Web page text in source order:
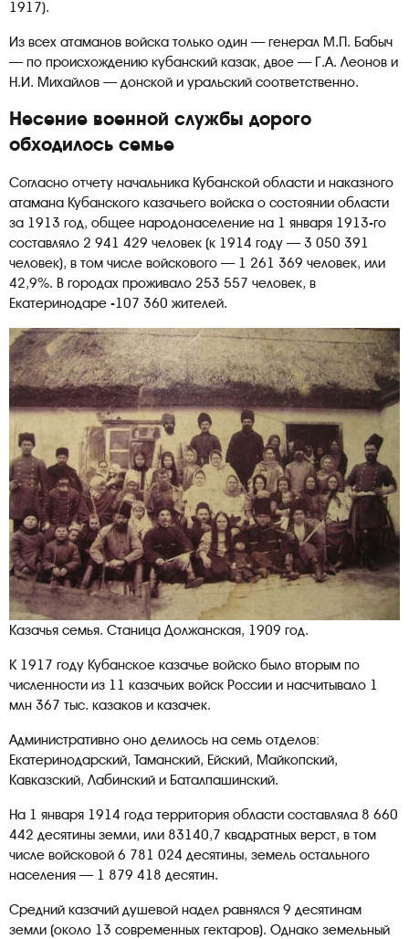
1917).
Из всех атаманов войска только один — генерал М.П. Бабыч
— по происхождению кубанский казак, двое — Г.А. Леонов и
Н.И. Михайлов — донской и уральский соответственно.
Несение военной службы дорого
обходилось семье
Согласно отчету начальника Кубанской области и наказного
атамана Кубанского казачьего войска о состоянии области
за 1913 год, общее народонаселение на 1 января 1913-го
составляло 2 941 429 человек (к 1914 году — 3 050 391
человек), в том числе войскового — 1 261 369 человек, или
42,9%. В городах проживало 253 557 человек, в
Екатеринодаре -107 360 жителей.
Казачья семья. Станица Должанская, 1909 год.
К 1917 году Кубанское казачье войско было вторым по
численности из 11 казачьих войск России и насчитывало 1
млн 367 тыс. казаков и казачек.
Административно оно делилось на семь отделов:
Екатеринодарский, Таманский, Ейский, Майкопский,
Кавказский, Лабинский и Баталпашинский.
На 1 января 1914 года территория области составляла 8 660
442 десятины земли, или 83140,7 квадратных верст, в том
числе войсковой 6 781 024 десятины, земель остального
населения — 1 879 418 десятин.
Средний казачий душевой надел равнялся 9 десятинам
земли (около 13 современных гектаров). Однако земельный